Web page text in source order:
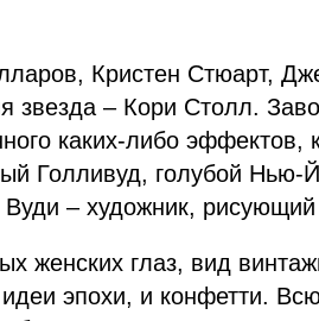
Кристен Стюарт,
звезда – Кори Столл.
каких-либо
Голливуд, голубой Нью-
Вуди – художник,
женских глаз, вид
эпохи, и конфетти.